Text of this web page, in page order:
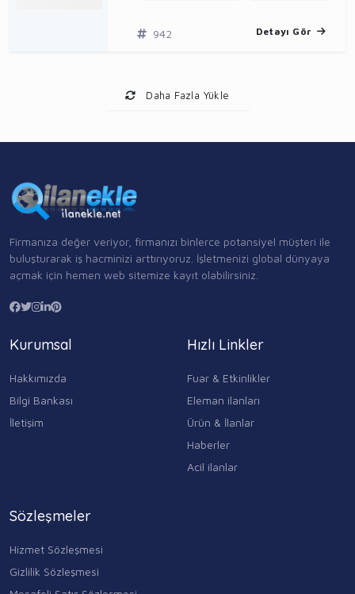
942 Detayı Gör
Daha Fazla Yükle
Firmanıza değer veriyor, firmanızı binlerce potansiyel müşteri ile
buluşturarak iş hacminizi arttırıyoruz. İşletmenizi global dünyaya
açmak için hemen web sitemize kayıt olabilirsiniz.
Kurumsal
Hakkımızda
Bilgi Bankası
İletişim
Hızlı Linkler
Fuar & Etkinlikler
Eleman ilanları
Ürün & İlanlar
Haberler
Acil ilanlar
Sözleşmeler
Hizmet Sözleşmesi
Gizlilik Sözleşmesi